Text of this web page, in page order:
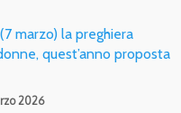
marzo) la preghiera
quest’anno proposta
2026